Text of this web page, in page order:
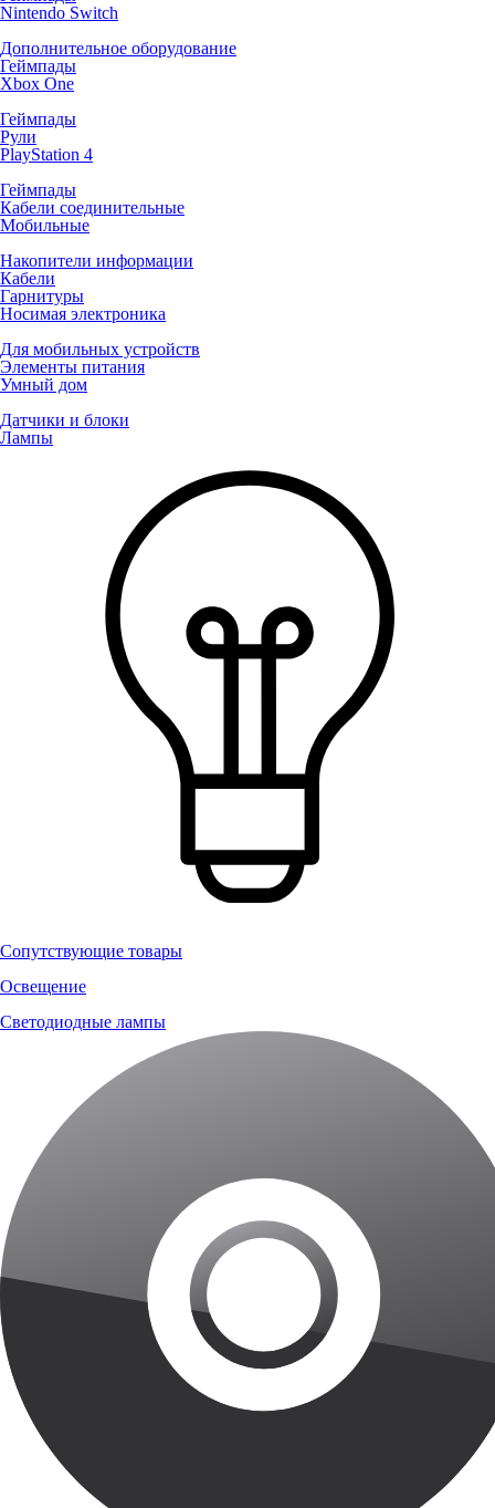
Nintendo Switch
Дополнительное оборудование
Геймпады
Xbox One
Геймпады
Рули
PlayStation 4
Геймпады
Кабели соединительные
Мобильные
Накопители информации
Кабели
Гарнитуры
Носимая электроника
Для мобильных устройств
Элементы питания
Умный дом
Датчики и блоки
Лампы
Сопутствующие товары
Освещение
Светодиодные лампы